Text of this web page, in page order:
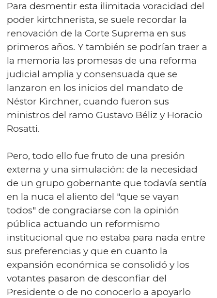
Para desmentir esta ilimitada voracidad del
poder kirtchnerista, se suele recordar la
renovación de la Corte Suprema en sus
primeros años. Y también se podrían traer a
la memoria las promesas de una reforma
judicial amplia y consensuada que se
lanzaron en los inicios del mandato de
Néstor Kirchner, cuando fueron sus
ministros del ramo Gustavo Béliz y Horacio
Rosatti.
Pero, todo ello fue fruto de una presión
externa y una simulación: de la necesidad
de un grupo gobernante que todavía sentía
en la nuca el aliento del "que se vayan
todos" de congraciarse con la opinión
pública actuando un reformismo
institucional que no estaba para nada entre
sus preferencias y que en cuanto la
expansión económica se consolidó y los
votantes pasaron de desconfiar del
Presidente o de no conocerlo a apoyarlo